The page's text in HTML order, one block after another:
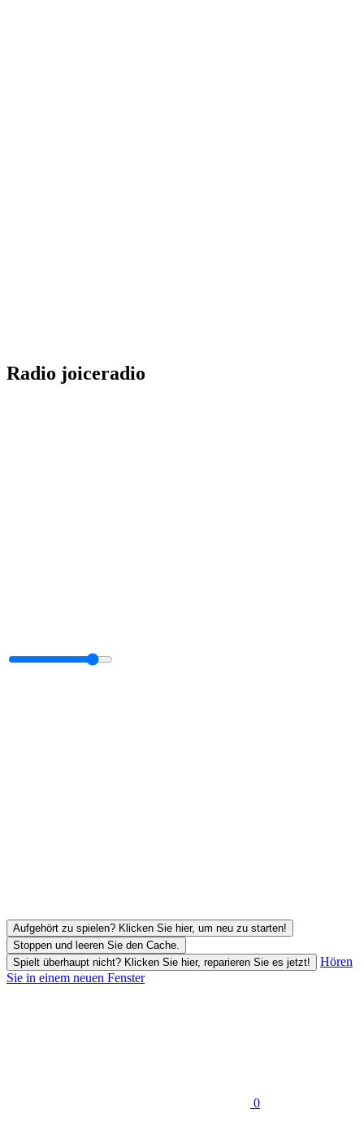
Radio joiceradio
Aufgehört zu spielen? Klicken Sie hier, um neu zu starten!
Stoppen und leeren Sie den Cache.
Spielt überhaupt nicht? Klicken Sie hier, reparieren Sie es jetzt!
Hören
Sie in einem neuen Fenster
0